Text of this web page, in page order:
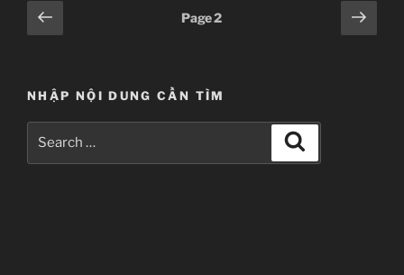
Posts
pagination
Previous
page
Page2
Next
page
NHẬP NỘI DUNG CẦN TÌM